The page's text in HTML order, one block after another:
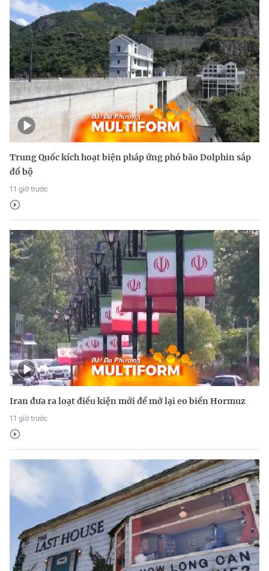
Trung Quốc kích hoạt biện pháp ứng phó bão Dolphin sắp
đổ bộ
11 giờ trước
Iran đưa ra loạt điều kiện mới để mở lại eo biển Hormuz
11 giờ trước